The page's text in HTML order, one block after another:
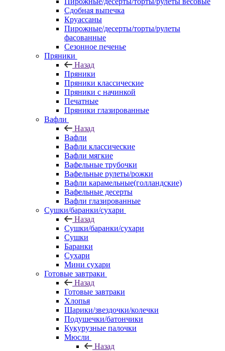
Сдобная выпечка
Круассаны
Пирожные/десерты/торты/рулеты
фасованные
Сезонное печенье
Пряники
Назад
Пряники
Пряники классические
Пряники с начинкой
Печатные
Пряники глазированные
Вафли
Назад
Вафли
Вафли классические
Вафли мягкие
Вафельные трубочки
Вафельные рулеты/рожки
Вафли карамельные(голландские)
Вафельные десерты
Вафли глазированные
Сушки/баранки/сухари
Назад
Сушки/баранки/сухари
Сушки
Баранки
Сухари
Мини сухари
Готовые завтраки
Назад
Готовые завтраки
Хлопья
Шарики/звездочки/колечки
Подушечки/батончики
Кукурузные палочки
Мюсли
Назад